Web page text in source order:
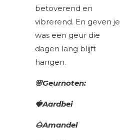
betoverend en
vibrerend. En geven je
was een geur die
dagen lang blijft
hangen.
🌸Geurnoten:
🍓Aardbei
🌰Amandel